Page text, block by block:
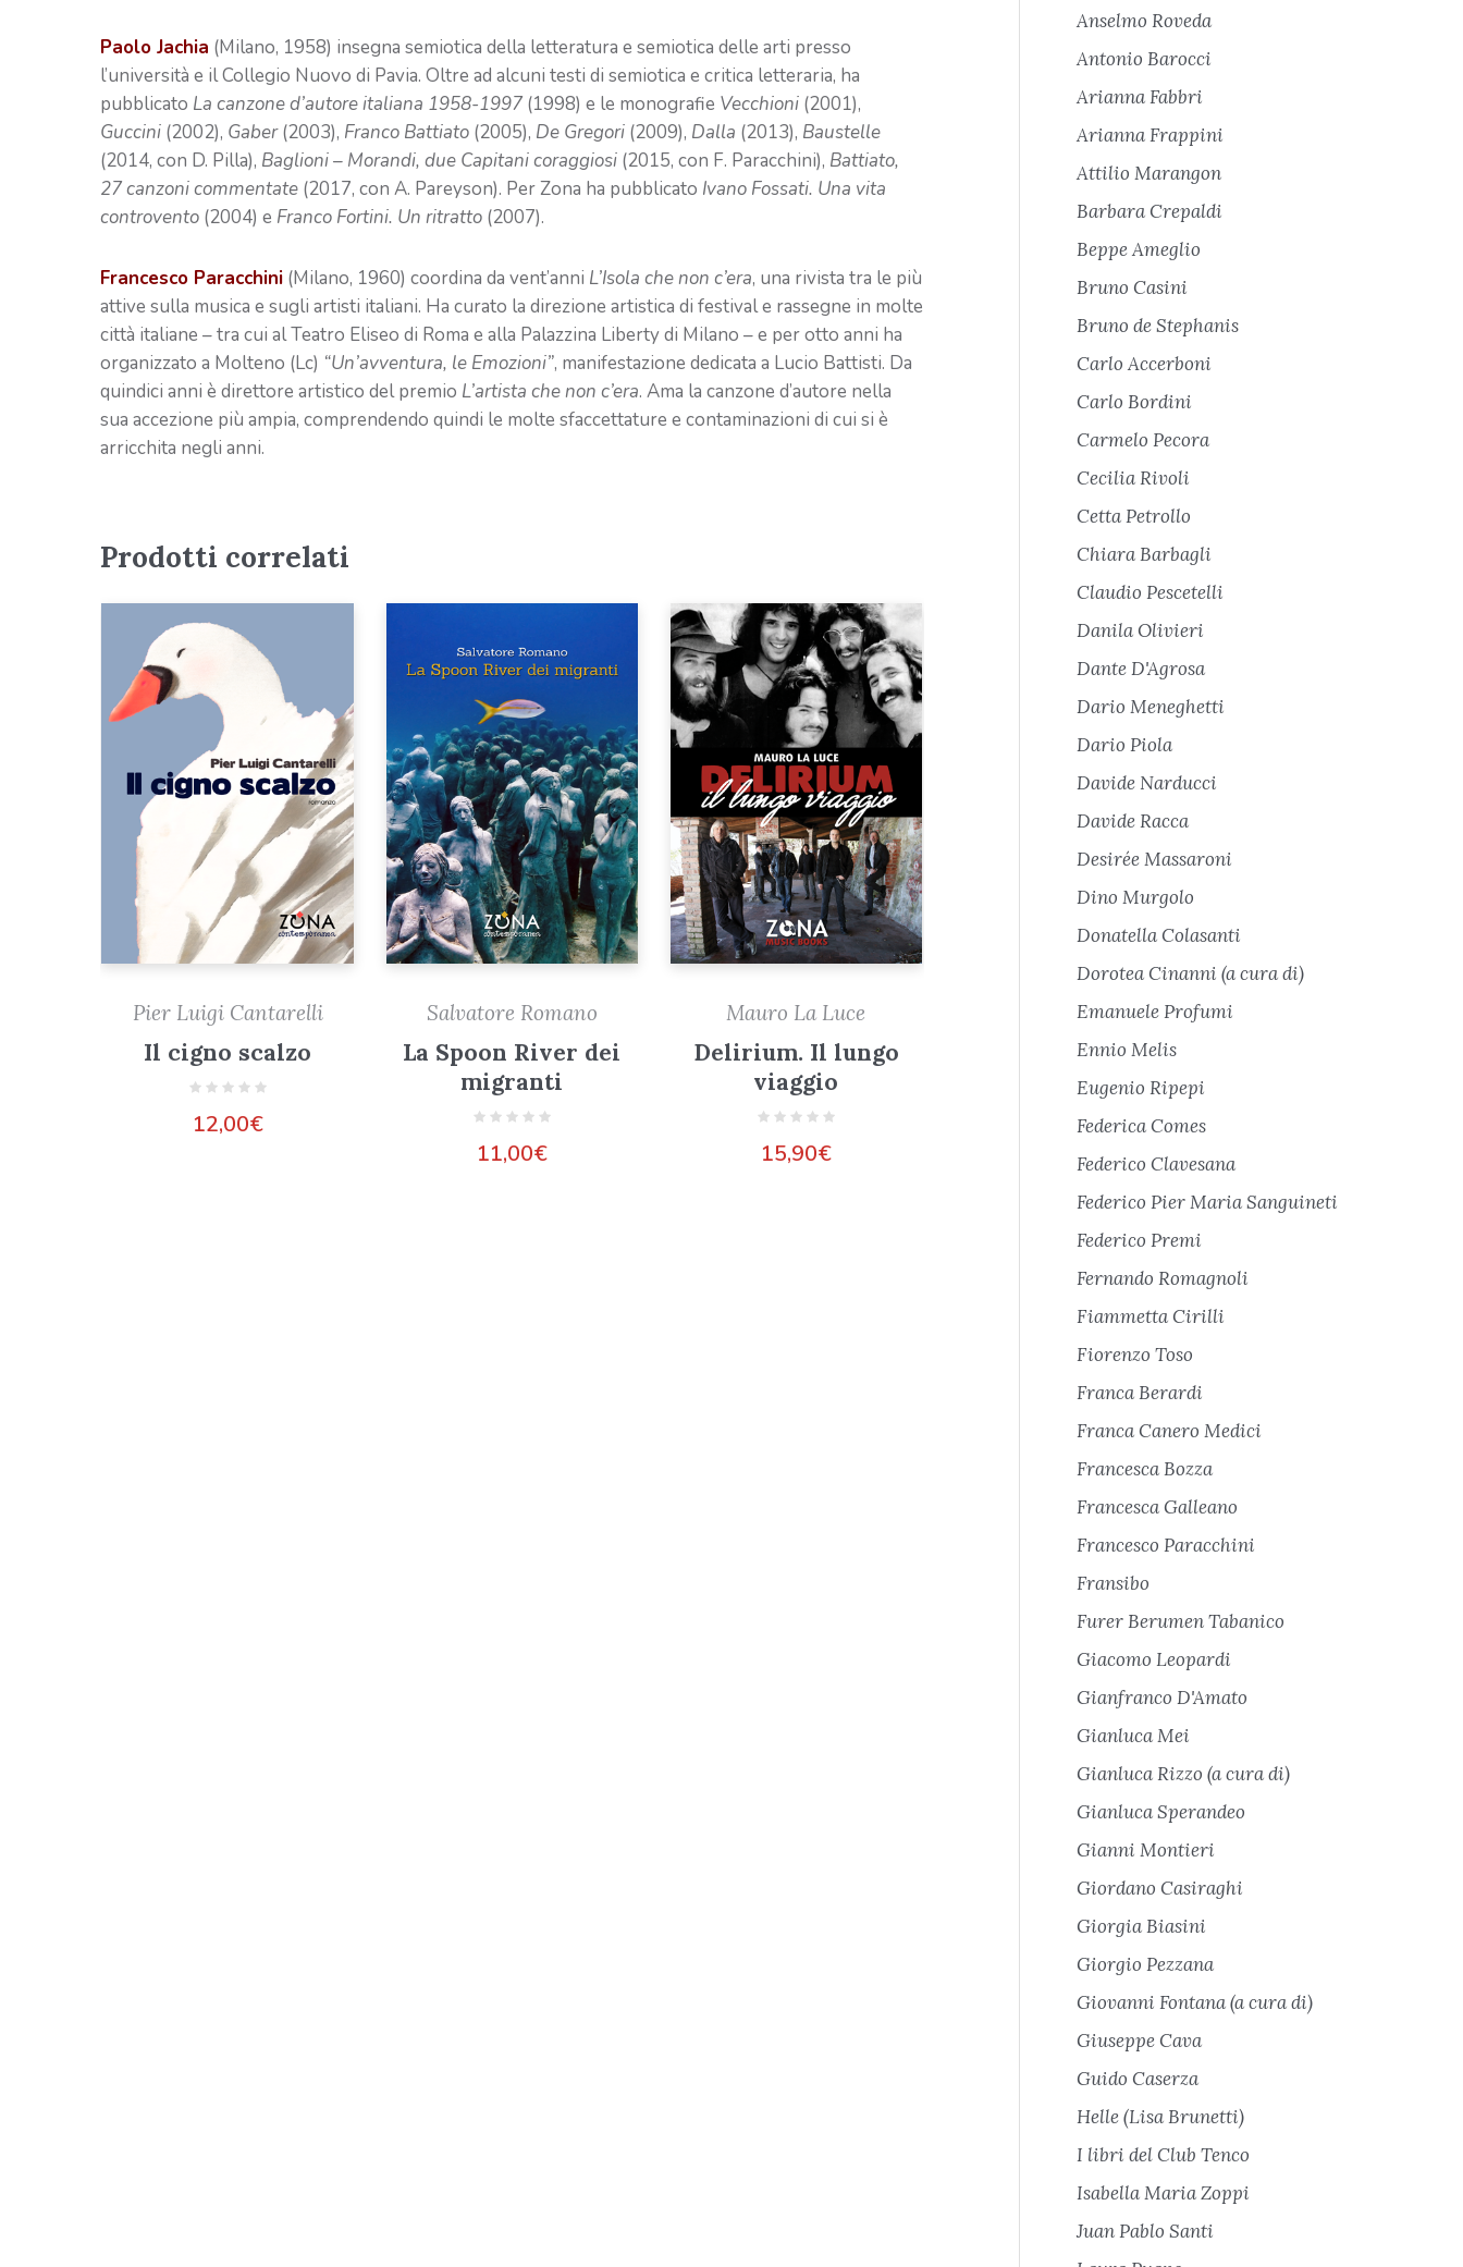
Paolo Jachia (Milano, 1958) insegna semiotica della letteratura e semiotica delle arti presso
l’università e il Collegio Nuovo di Pavia. Oltre ad alcuni testi di semiotica e critica letteraria, ha
pubblicato La canzone d’autore italiana 1958-1997 (1998) e le monografie Vecchioni (2001),
Guccini (2002), Gaber(2003), Franco Battiato (2005), De Gregori (2009), Dalla (2013), Baustelle
(2014, con D. Pilla), Baglioni – Morandi, due Capitani coraggiosi (2015, con F. Paracchini), Battiato,
27 canzoni commentate (2017, con A. Pareyson). Per Zona ha pubblicato Ivano Fossati. Una vita
controvento (2004) e Franco Fortini. Un ritratto (2007).
Francesco Paracchini (Milano, 1960) coordina da vent’anni L’Isola che non c’era, una rivista tra le più
attive sulla musica e sugli artisti italiani. Ha curato la direzione artistica di festival e rassegne in molte
città italiane – tra cui al Teatro Eliseo di Roma e alla Palazzina Liberty di Milano – e per otto anni ha
organizzato a Molteno (Lc) “Un’avventura, le Emozioni”, manifestazione dedicata a Lucio Battisti. Da
quindici anni è direttore artistico del premio L’artista che non c’era. Ama la canzone d’autore nella
sua accezione più ampia, comprendendo quindi le molte sfaccettature e contaminazioni di cui si è
arricchita negli anni.
Prodotti correlati
Pier Luigi Cantarelli
Il cigno scalzo
12,00€
Salvatore Romano
La Spoon River dei
migranti
11,00€
Mauro La Luce
Delirium. Il lungo
viaggio
15,90€
Anselmo Roveda
Antonio Barocci
Arianna Fabbri
Arianna Frappini
Attilio Marangon
Barbara Crepaldi
Beppe Ameglio
Bruno Casini
Bruno de Stephanis
Carlo Accerboni
Carlo Bordini
Carmelo Pecora
Cecilia Rivoli
Cetta Petrollo
Chiara Barbagli
Claudio Pescetelli
Danila Olivieri
Dante D'Agrosa
Dario Meneghetti
Dario Piola
Davide Narducci
Davide Racca
Desirée Massaroni
Dino Murgolo
Donatella Colasanti
Dorotea Cinanni (a cura di)
Emanuele Profumi
Ennio Melis
Eugenio Ripepi
Federica Comes
Federico Clavesana
Federico Pier Maria Sanguineti
Federico Premi
Fernando Romagnoli
Fiammetta Cirilli
Fiorenzo Toso
Franca Berardi
Franca Canero Medici
Francesca Bozza
Francesca Galleano
Francesco Paracchini
Fransibo
Furer Berumen Tabanico
Giacomo Leopardi
Gianfranco D'Amato
Gianluca Mei
Gianluca Rizzo (a cura di)
Gianluca Sperandeo
Gianni Montieri
Giordano Casiraghi
Giorgia Biasini
Giorgio Pezzana
Giovanni Fontana (a cura di)
Giuseppe Cava
Guido Caserza
Helle (Lisa Brunetti)
I libri del Club Tenco
Isabella Maria Zoppi
Juan Pablo Santi